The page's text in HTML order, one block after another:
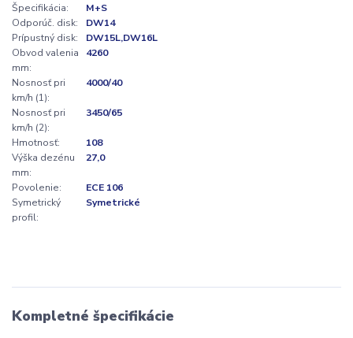
Špecifikácia:
M+S
Odporúč. disk:
DW14
Prípustný disk:
DW15L,DW16L
Obvod valenia
mm:
4260
Nosnosť pri
km/h (1):
4000/40
Nosnosť pri
km/h (2):
3450/65
Hmotnosť:
108
Výška dezénu
mm:
27,0
Povolenie:
ECE 106
Symetrický
profil:
Symetrické
Kompletné špecifikácie